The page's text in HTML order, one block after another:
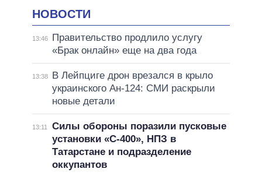
НОВОСТИ
13:46
Правительство продлило услугу
«Брак онлайн» еще на два года
13:38
В Лейпциге дрон врезался в крыло
украинского Ан-124: СМИ раскрыли
новые детали
13:11
Силы обороны поразили пусковые
установки «С-400», НПЗ в
Татарстане и подразделение
оккупантов